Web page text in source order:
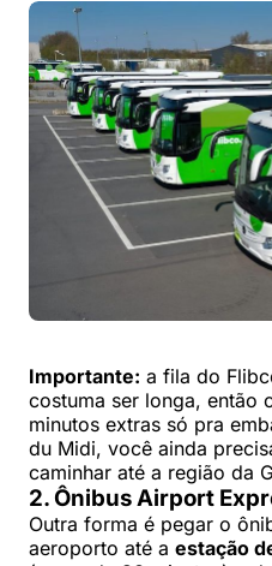
Importante: a fila do
costuma ser longa, então
minutos extras só pra
du Midi, você ainda
caminhar até a região da
2. Ônibus Airport
Outra forma é pegar o
aeroporto até a estação